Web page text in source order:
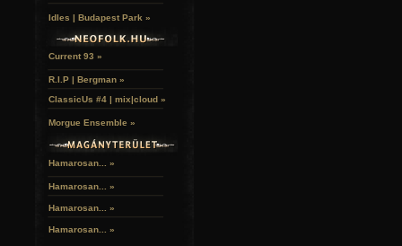
Idles | Budapest Park »
Current 93 »
R.I.P | Bergman »
ClassicUs #4 | mix|cloud »
Morgue Ensemble »
Hamarosan... »
Hamarosan... »
Hamarosan... »
Hamarosan... »